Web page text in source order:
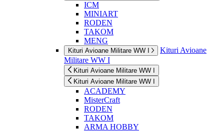
ICM
MINIART
RODEN
TAKOM
MENG
Kituri Avioane Militare WW I
Kituri Avioane
Militare WW I
Kituri Avioane Militare WW I
Kituri Avioane Militare WW I
ACADEMY
MisterCraft
RODEN
TAKOM
ARMA HOBBY